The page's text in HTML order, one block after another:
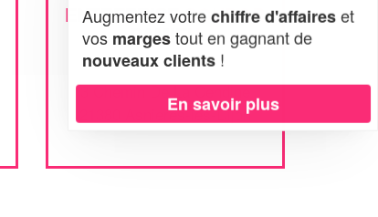
ENTREPRISE COUDOR
DAMIEN
3 Chemin De La Cendine
21380 Asnieres-les-Dijon
Augmentez votrechiffre d'affaireset
vos margestout en gagnant de
nouveaux clients !
En savoir plus